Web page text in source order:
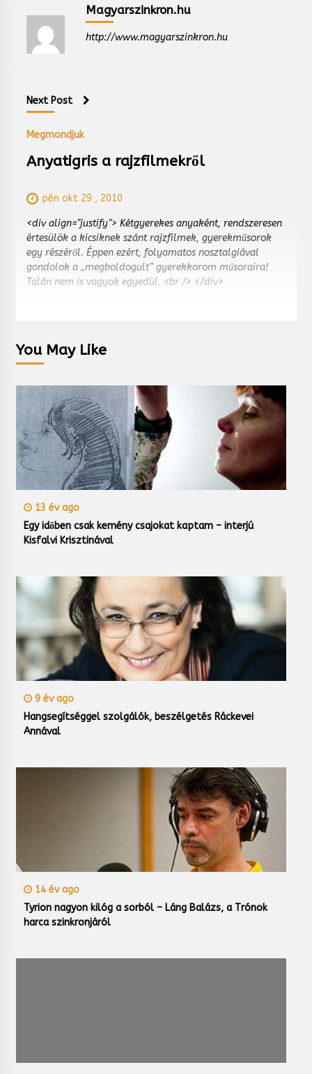
Magyarszinkron.hu
http://www.magyarszinkron.hu
Next Post
Megmondjuk
Anyatigris a rajzfilmekről
pén okt 29 , 2010
<div align="justify"> Kétgyerekes anyaként, rendszeresen
értesülök a kicsiknek szánt rajzfilmek, gyerekműsorok
egy részéről. Éppen ezért, folyamatos nosztalgiával
gondolok a „megboldogult” gyerekkorom műsoraira!
Talán nem is vagyok egyedül. <br /> </div>
You May Like
13 év ago
Egy időben csak kemény csajokat kaptam – interjú
Kisfalvi Krisztinával
9 év ago
Hangsegítséggel szolgálók, beszélgetés Ráckevei
Annával
14 év ago
Tyrion nagyon kilóg a sorból – Láng Balázs, a Trónok
harca szinkronjáról